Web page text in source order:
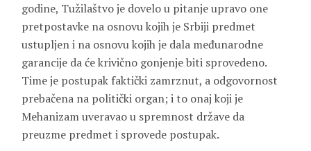
godine, Tužilaštvo je dovelo u pitanje upravo one
pretpostavke na osnovu kojih je Srbiji predmet
ustupljen i na osnovu kojih je dala međunarodne
garancije da će krivično gonjenje biti sprovedeno.
Time je postupak faktički zamrznut, a odgovornost
prebačena na politički organ; i to onaj koji je
Mehanizam uveravao u spremnost države da
preuzme predmet i sprovede postupak.